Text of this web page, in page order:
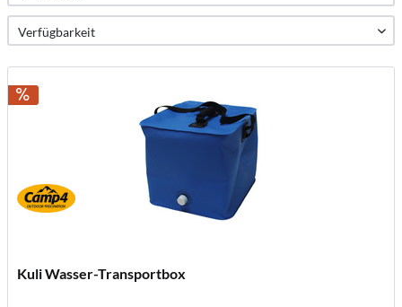
Kuli Wasser-Transportbox